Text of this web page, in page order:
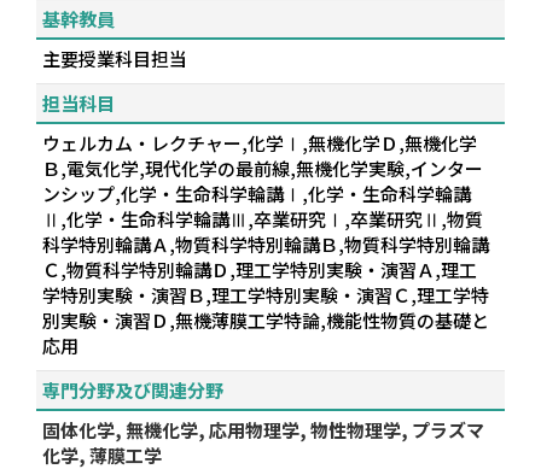
基幹教員
主要授業科目担当
担当科目
ウェルカム・レクチャー,化学Ⅰ,無機化学Ｄ,無機化学
Ｂ,電気化学,現代化学の最前線,無機化学実験,インター
ンシップ,化学・生命科学輪講Ⅰ,化学・生命科学輪講
Ⅱ,化学・生命科学輪講Ⅲ,卒業研究Ⅰ,卒業研究Ⅱ,物質
科学特別輪講Ａ,物質科学特別輪講Ｂ,物質科学特別輪講
Ｃ,物質科学特別輪講Ｄ,理工学特別実験・演習Ａ,理工
学特別実験・演習Ｂ,理工学特別実験・演習Ｃ,理工学特
別実験・演習Ｄ,無機薄膜工学特論,機能性物質の基礎と
応用
専門分野及び関連分野
固体化学, 無機化学, 応用物理学, 物性物理学, プラズマ
化学, 薄膜工学